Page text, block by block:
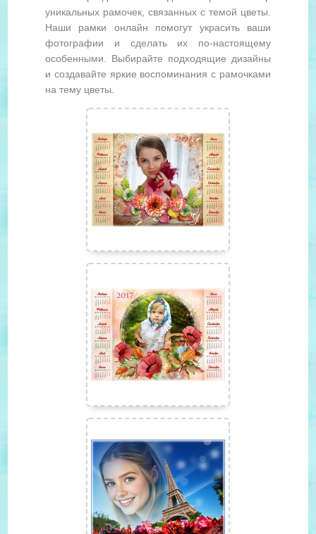
уникальных рамочек, связанных с темой цветы.
Наши рамки онлайн помогут украсить ваши
фотографии и сделать их по-настоящему
особенными. Выбирайте подходящие дизайны
и создавайте яркие воспоминания с рамочками
на тему цветы.